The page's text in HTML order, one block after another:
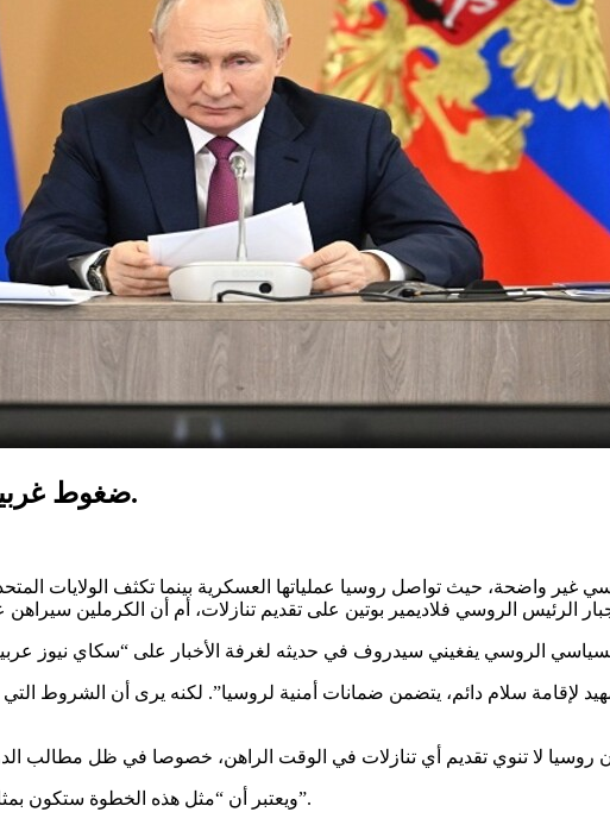
ضغوط غربية ورهانات روسية تعقد آفاق الحل في أوكرانيا.
واضحة، حيث تواصل روسيا عملياتها العسكرية بينما تكثف الولايات
لإقامة سلام دائم، يتضمن ضمانات أمنية لروسيا”. لكنه يرى أن الشروط
ويعتبر أن “مثل هذه الخطوة ستكون بمثابة تمهيد لنزاع مباشر بين روسيا والناتو، وهو أمر ترفضه موسكو تماما”.